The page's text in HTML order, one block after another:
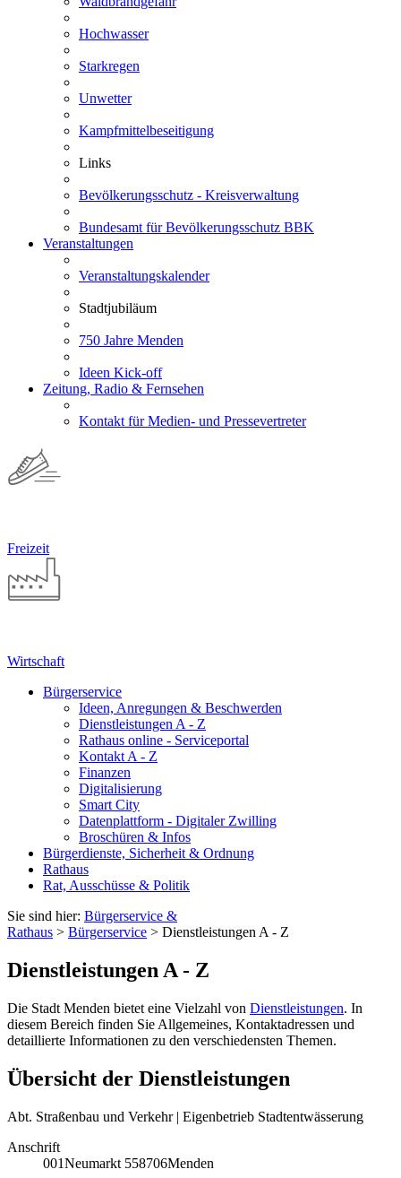
Hochwasser
Starkregen
Unwetter
Kampfmittelbeseitigung
Links
Bevölkerungsschutz - Kreisverwaltung
Bundesamt für Bevölkerungsschutz BBK
Veranstaltungen
Veranstaltungskalender
Stadtjubiläum
750 Jahre Menden
Ideen Kick-off
Zeitung, Radio & Fernsehen
Kontakt für Medien- und Pressevertreter
Freizeit
Wirtschaft
Bürgerservice
Ideen, Anregungen & Beschwerden
Dienstleistungen A - Z
Rathaus online - Serviceportal
Kontakt A - Z
Finanzen
Digitalisierung
Smart City
Datenplattform - Digitaler Zwilling
Broschüren & Infos
Bürgerdienste, Sicherheit & Ordnung
Rathaus
Rat, Ausschüsse & Politik
Sie sind hier: Bürgerservice &
Rathaus > Bürgerservice > Dienstleistungen A - Z
Dienstleistungen A - Z
Die Stadt Menden bietet eine Vielzahl von Dienstleistungen. In
diesem Bereich finden Sie Allgemeines, Kontaktadressen und
detaillierte Informationen zu den verschiedensten Themen.
Übersicht der Dienstleistungen
Abt. Straßenbau und Verkehr | Eigenbetrieb Stadtentwässerung
Anschrift
001Neumarkt 558706Menden